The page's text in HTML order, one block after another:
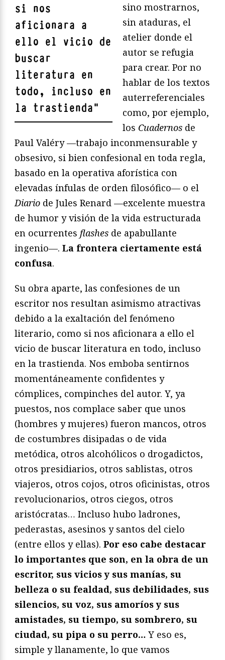
si nos
aficionara a
ello el vicio de
buscar
literatura en
todo, incluso en
la trastienda"
sino mostrarnos,
sin ataduras, el
atelier donde el
autor se refugia
para crear. Por no
hablar de los textos
auterreferenciales
como, por ejemplo,
los Cuadernos de
Paul Valéry —trabajo inconmensurable y
obsesivo, si bien confesional en toda regla,
basado en la operativa aforística con
elevadas ínfulas de orden filosófico— o el
Diario de Jules Renard —excelente muestra
de humor y visión de la vida estructurada
en ocurrentes flashes de apabullante
ingenio—. La frontera ciertamente está
confusa.
Su obra aparte, las confesiones de un
escritor nos resultan asimismo atractivas
debido a la exaltación del fenómeno
literario, como si nos aficionara a ello el
vicio de buscar literatura en todo, incluso
en la trastienda. Nos emboba sentirnos
momentáneamente confidentes y
cómplices, compinches del autor. Y, ya
puestos, nos complace saber que unos
(hombres y mujeres) fueron mancos, otros
de costumbres disipadas o de vida
metódica, otros alcohólicos o drogadictos,
otros presidiarios, otros sablistas, otros
viajeros, otros cojos, otros oficinistas, otros
revolucionarios, otros ciegos, otros
aristócratas… Incluso hubo ladrones,
pederastas, asesinos y santos del cielo
(entre ellos y ellas). Por eso cabe destacar
lo importantes que son, en la obra de un
escritor, sus vicios y sus manías, su
belleza o su fealdad, sus debilidades, sus
silencios, su voz, sus amoríos y sus
amistades, su tiempo, su sombrero, su
ciudad, su pipa o su perro… Y eso es,
simple y llanamente, lo que vamos